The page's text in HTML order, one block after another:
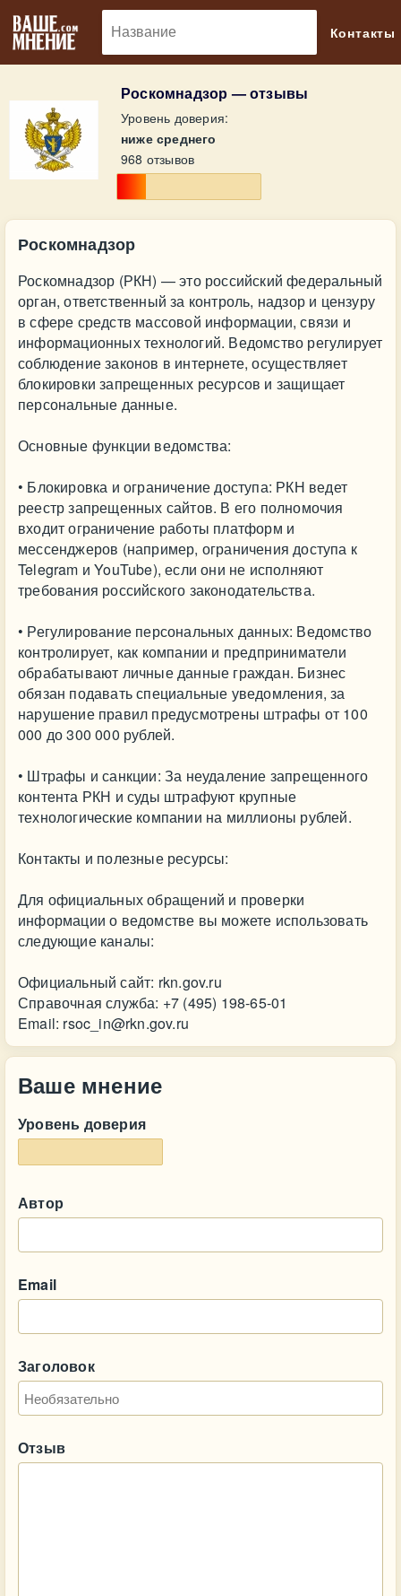
Контакты
Роскомнадзор — отзывы
Уровень доверия:
ниже среднего
968 отзывов
Роскомнадзор
Роскомнадзор (РКН) — это российский федеральный
орган, ответственный за контроль, надзор и цензуру
в сфере средств массовой информации, связи и
информационных технологий. Ведомство регулирует
соблюдение законов в интернете, осуществляет
блокировки запрещенных ресурсов и защищает
персональные данные.
Основные функции ведомства:
• Блокировка и ограничение доступа: РКН ведет
реестр запрещенных сайтов. В его полномочия
входит ограничение работы платформ и
мессенджеров (например, ограничения доступа к
Telegram и YouTube), если они не исполняют
требования российского законодательства.
• Регулирование персональных данных: Ведомство
контролирует, как компании и предприниматели
обрабатывают личные данные граждан. Бизнес
обязан подавать специальные уведомления, за
нарушение правил предусмотрены штрафы от 100
000 до 300 000 рублей.
• Штрафы и санкции: За неудаление запрещенного
контента РКН и суды штрафуют крупные
технологические компании на миллионы рублей.
Контакты и полезные ресурсы:
Для официальных обращений и проверки
информации о ведомстве вы можете использовать
следующие каналы:
Официальный сайт: ⁠rkn.gov.ru
Справочная служба: +7 (495) 198-65-01
Email: rsoc_in@rkn.gov.ru
Ваше мнение
Уровень доверия
Автор
Email
Заголовок
Отзыв